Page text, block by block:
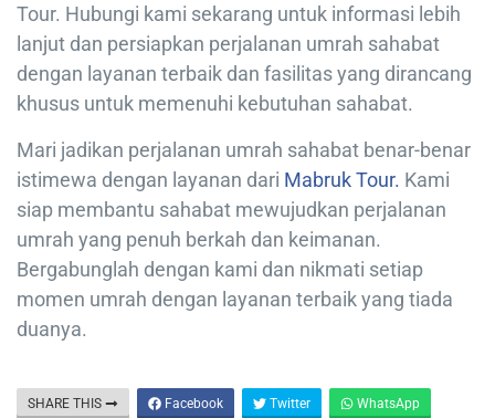
Tour. Hubungi kami sekarang untuk informasi lebih
lanjut dan persiapkan perjalanan umrah sahabat
dengan layanan terbaik dan fasilitas yang dirancang
khusus untuk memenuhi kebutuhan sahabat.
Mari jadikan perjalanan umrah sahabat benar-benar
istimewa dengan layanan dari Mabruk Tour. Kami
siap membantu sahabat mewujudkan perjalanan
umrah yang penuh berkah dan keimanan.
Bergabunglah dengan kami dan nikmati setiap
momen umrah dengan layanan terbaik yang tiada
duanya.
SHARE THIS Facebook Twitter WhatsApp